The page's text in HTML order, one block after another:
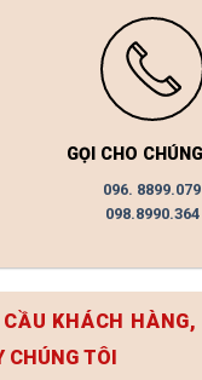
GỌI CHO
096. 8899.079
098.8990.364
KHÁCH
CHÚNG TÔI